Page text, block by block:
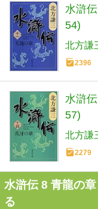
水滸
54)
北方謙
2396
水滸
57)
北方謙
2279
水滸伝 8 青龍の
る